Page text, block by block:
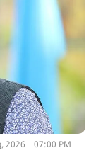
2026 07:00 PM